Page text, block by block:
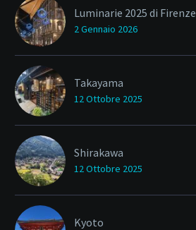
Luminarie 2025 di Firenze
2 Gennaio 2026
Takayama
12 Ottobre 2025
Shirakawa
12 Ottobre 2025
Kyoto